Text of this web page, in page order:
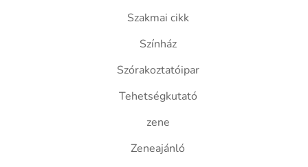
Szakmai cikk
Színház
Szórakoztatóipar
Tehetségkutató
zene
Zeneajánló